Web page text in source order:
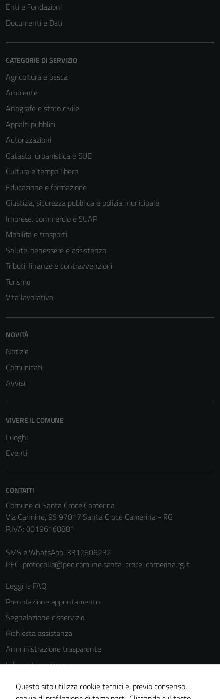
Enti e Fondazioni
Documenti e Dati
CATEGORIE DI SERVIZIO
Agricoltura e pesca
Ambiente
Anagrafe e stato civile
Appalti pubblici
Autorizzazioni
Catasto, urbanistica e SUE
Cultura e tempo libero
Educazione e formazione
Giustizia, sicurezza pubblica e polizia municipale
Imprese, commercio e SUAP
Mobilità e trasporti
Salute, benessere e assistenza
Tributi, finanze e contravvenzioni
Turismo
Vita lavorativa
NOVITÀ
Notizie
Comunicati
Avvisi
VIVERE IL COMUNE
Luoghi
Eventi
CONTATTI
Comune di Santa Croce Camerina
Via Carmine, 95 97017 Santa Croce Camerina - RG
P.IVA: 00196160881
SMS e WhatsApp: 3312606232
PEC: protocollo@pec.comune.santa-croce-camerina.rg.it
Leggi le FAQ
Prenotazione appuntamento
Segnalazione disservizio
Richiesta assistenza
Amministrazione trasparente
Informativa privacy
Note legali
Questo sito utilizza cookie tecnici e, previo consenso,